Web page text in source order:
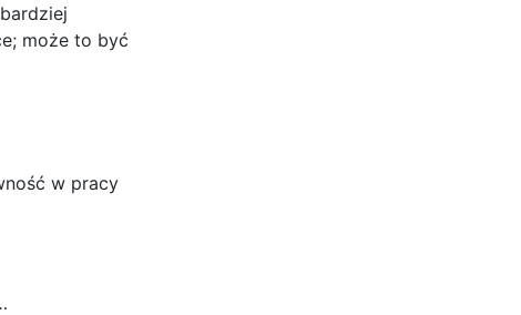
może to być
w pracy